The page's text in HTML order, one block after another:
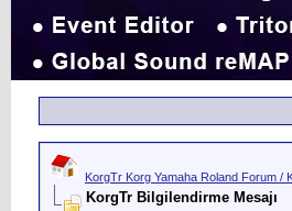
KorgTr Korg Yamaha Roland Forum /
KorgTr Bilgilendirme Mesajı